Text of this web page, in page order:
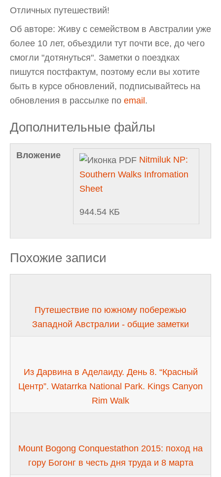
Отличных путешествий!
Об авторе: Живу с семейством в Австралии уже
более 10 лет, объездили тут почти все, до чего
смогли "дотянуться". Заметки о поездках
пишутся постфактум, поэтому если вы хотите
быть в курсе обновлений, подписывайтесь на
обновления в рассылке по email.
Дополнительные файлы
Вложение
Nitmiluk NP:
Southern Walks Infromation
Sheet
944.54 КБ
Похожие записи
Путешествие по южному побережью
Западной Австралии - общие заметки
Из Дарвина в Аделаиду. День 8. “Красный
Центр”. Watarrka National Park. Kings Canyon
Rim Walk
Mount Bogong Conquestathon 2015: поход на
гору Богонг в честь дня труда и 8 марта